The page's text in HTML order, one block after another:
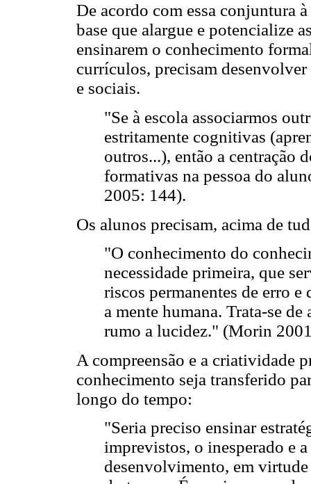
De acordo com essa conjuntura
base que alargue e potencialize
ensinarem o conhecimento
currículos, precisam
e sociais.
"Se à escola associarmos
estritamente cognitivas
outros...), então a centração
formativas na pessoa do
2005: 144).
Os alunos precisam, acima de
"O conhecimento do
necessidade primeira, que
riscos permanentes de erro e
a mente humana. Trata-se
rumo a lucidez." (Morin
A compreensão e a criatividade
conhecimento seja transferido
longo do tempo:
"Seria preciso ensinar
imprevistos, o inesperado e
desenvolvimento, em